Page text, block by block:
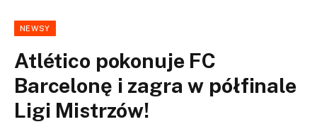
NEWSY
Atlético pokonuje FC
Barcelonę i zagra w półfinale
Ligi Mistrzów!